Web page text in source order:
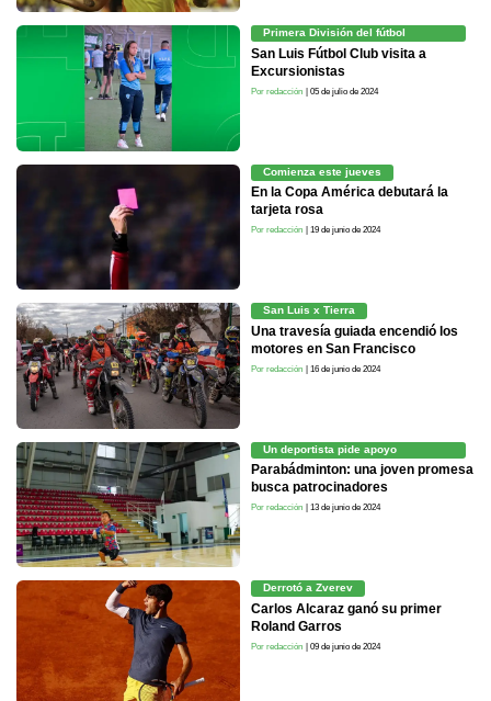
Primera División del fútbol
femenino
San Luis Fútbol Club visita a
Excursionistas
Por redacción | 05 de julio de 2024
Comienza este jueves
En la Copa América debutará la
tarjeta rosa
Por redacción | 19 de junio de 2024
San Luis x Tierra
Una travesía guiada encendió los
motores en San Francisco
Por redacción | 16 de junio de 2024
Un deportista pide apoyo
económico
Parabádminton: una joven promesa
busca patrocinadores
Por redacción | 13 de junio de 2024
Derrotó a Zverev
Carlos Alcaraz ganó su primer
Roland Garros
Por redacción | 09 de junio de 2024